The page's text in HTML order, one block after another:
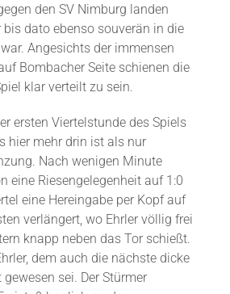
den SV Nimburg landen
bis dato ebenso souverän in die
Angesichts der immensen
Bombacher Seite schienen die
klar verteilt zu sein.
ersten Viertelstunde des Spiels
hier mehr drin ist als nur
Nach wenigen Minute
eine Riesengelegenheit auf 1:0
eine Hereingabe per Kopf auf
verlängert, wo Ehrler völlig frei
knapp neben das Tor schießt.
dem auch die nächste dicke
sei. Der Stürmer